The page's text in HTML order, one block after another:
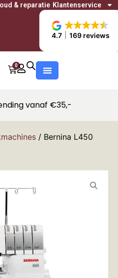
4.7 169 reviews
& reparatie Klantenservice
0
vanaf €35,-
/ Bernina L450